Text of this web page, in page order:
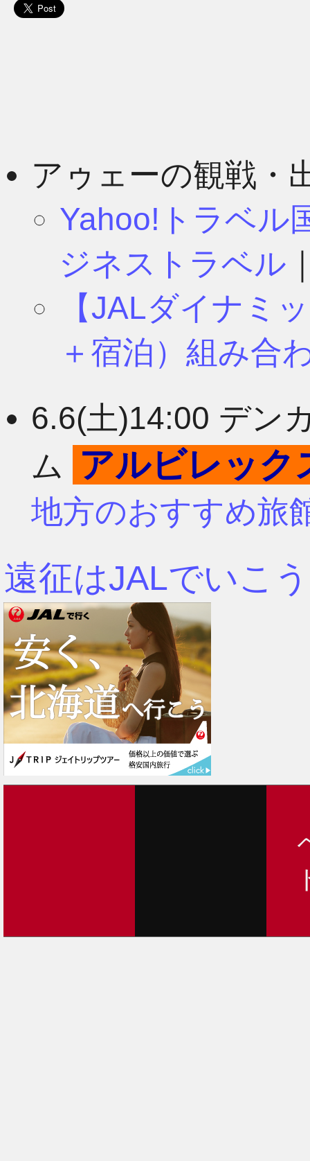
アゥェーの観戦・
Yahoo!トラベル
ジネストラベル
【JALダイナミ
＋宿泊）組み合
6.6(土)14:00 デン
ム
アルビレック
地方のおすすめ旅
遠征はJALでいこう